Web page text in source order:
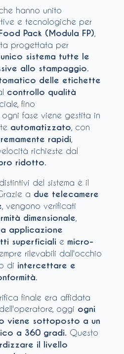
hanno unito
e tecnologiche per
Pack (Modula FP)
progettata per
sistema tutte le
allo stampaggio
delle etichette
controllo qualità
fino
, ogni fase viene gestita in
automatizzato , con
rapidi
richieste dal
ridotto
del sistema è il
a due telecamere
, vengono verificati
dimensionale
applicazione
superficiali e micro-
rilevabili dall'occhio
di intercettare e
finale era affidata
oggi ogni
viene sottoposto a un
a 360 gradi. Questo
il livello